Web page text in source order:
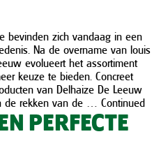
bevinden zich vandaag in een
Na de overname van louis
evolueert het assortiment
keuze te bieden. Concreet
van Delhaize De Leeuw
de rekken van de … Continued
PERFECTE